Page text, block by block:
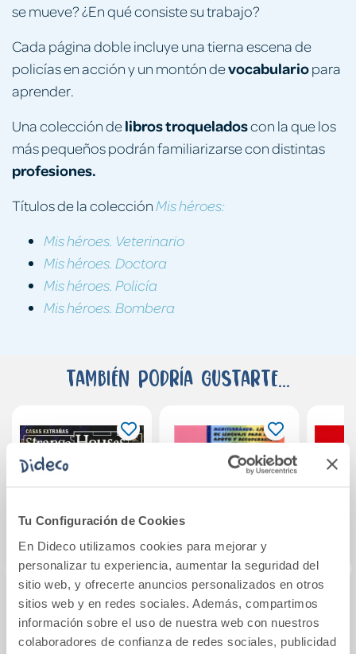
Tu Configuración de Cookies
En Dideco utilizamos cookies para mejorar y
personalizar tu experiencia, aumentar la seguridad del
sitio web, y ofrecerte anuncios personalizados en otros
sitios web y en redes sociales. Además, compartimos
información sobre el uso de nuestra web con nuestros
colaboradores de confianza de redes sociales, publicidad
se mueve? ¿En qué consiste su trabajo?
Cada página doble incluye una tierna escena de
policías en acción y un montón devocabulariopara
aprender.
Una colección delibros troqueladoscon la que los
más pequeños podrán familiarizarse con distintas
profesiones.
Títulos de la colecciónMis héroes:
Mis héroes. Veterinario
Mis héroes. Doctora
Mis héroes. Policía
Mis héroes. Bombera
También podría gustarte...
Strange Houses 1 EJERLEN-4